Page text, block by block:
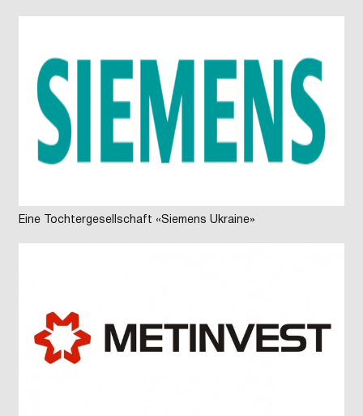
Eine Tochtergesellschaft «Siemens Ukraine»